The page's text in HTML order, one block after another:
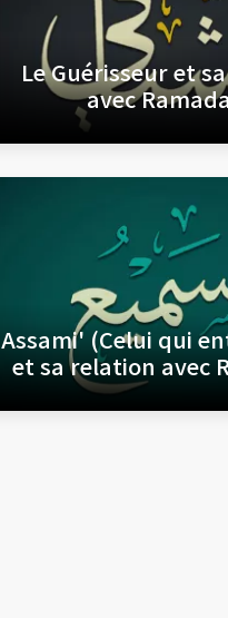
Le Guérisseur et
avec
Assami' (Celui qui
et sa relation avec